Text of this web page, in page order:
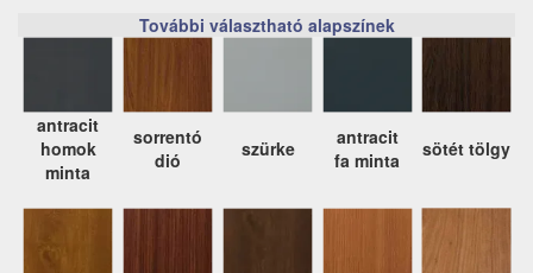
További választható alapszínek
antracit
homok
minta
sorrentó
dió
szürke
antracit
fa minta
sötét tölgy